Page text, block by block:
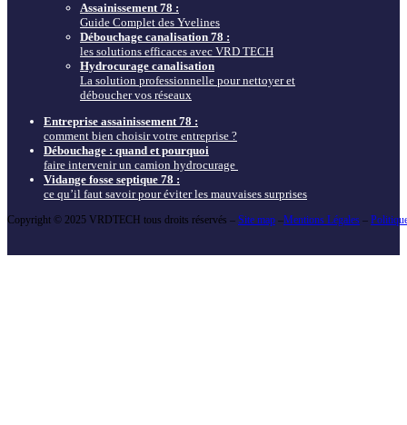
Assainissement 78 :
Guide Complet des Yvelines
Débouchage canalisation 78 :
les solutions efficaces avec VRD TECH
Hydrocurage canalisation
La solution professionnelle pour nettoyer et
déboucher vos réseaux
Entreprise assainissement 78 :
comment bien choisir votre entreprise ?
Débouchage : quand et pourquoi
faire intervenir un camion hydrocurage
Vidange fosse septique 78 :
ce qu’il faut savoir pour éviter les mauvaises surprises
Copyright © 2025 VRDTECH tous droits réservés – Site map –Mentions Légales –